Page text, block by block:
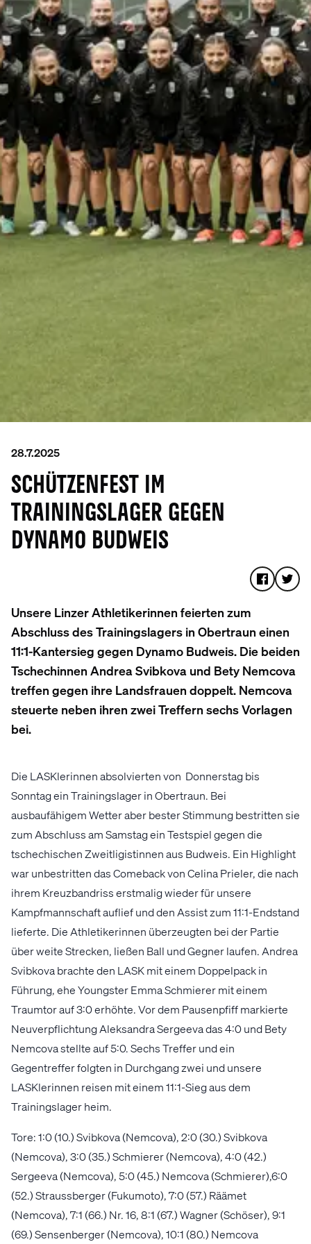
28.7.2025
SCHÜTZENFEST IM
TRAININGSLAGER GEGEN
DYNAMO BUDWEIS
Unsere Linzer Athletikerinnen feierten zum
Abschluss des Trainingslagers in Obertraun einen
11:1-Kantersieg gegen Dynamo Budweis. Die beiden
Tschechinnen Andrea Svibkova und Bety Nemcova
treffen gegen ihre Landsfrauen doppelt. Nemcova
steuerte neben ihren zwei Treffern sechs Vorlagen
bei.
Die LASKlerinnen absolvierten von Donnerstag bis
Sonntag ein Trainingslager in Obertraun. Bei
ausbaufähigem Wetter aber bester Stimmung bestritten sie
zum Abschluss am Samstag ein Testspiel gegen die
tschechischen Zweitligistinnen aus Budweis. Ein Highlight
war unbestritten das Comeback von Celina Prieler, die nach
ihrem Kreuzbandriss erstmalig wieder für unsere
Kampfmannschaft auflief und den Assist zum 11:1-Endstand
lieferte. Die Athletikerinnen überzeugten bei der Partie
über weite Strecken, ließen Ball und Gegner laufen. Andrea
Svibkova brachte den LASK mit einem Doppelpack in
Führung, ehe Youngster Emma Schmierer mit einem
Traumtor auf 3:0 erhöhte. Vor dem Pausenpfiff markierte
Neuverpflichtung Aleksandra Sergeeva das 4:0 und Bety
Nemcova stellte auf 5:0. Sechs Treffer und ein
Gegentreffer folgten in Durchgang zwei und unsere
LASKlerinnen reisen mit einem 11:1-Sieg aus dem
Trainingslager heim.
Tore: 1:0 (10.) Svibkova (Nemcova), 2:0 (30.) Svibkova
(Nemcova), 3:0 (35.) Schmierer (Nemcova), 4:0 (42.)
Sergeeva (Nemcova), 5:0 (45.) Nemcova (Schmierer),6:0
(52.) Straussberger (Fukumoto), 7:0 (57.) Räämet
(Nemcova), 7:1 (66.) Nr. 16, 8:1 (67.) Wagner (Schöser), 9:1
(69.) Sensenberger (Nemcova), 10:1 (80.) Nemcova